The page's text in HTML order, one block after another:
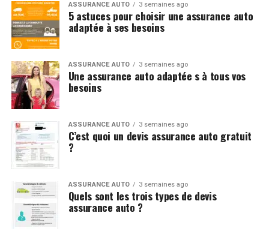
ASSURANCE AUTO 3 semaines ago
5 astuces pour choisir une assurance auto
adaptée à ses besoins
ASSURANCE AUTO 3 semaines ago
Une assurance auto adaptée s à tous vos
besoins
ASSURANCE AUTO 3 semaines ago
C’est quoi un devis assurance auto gratuit
?
ASSURANCE AUTO 3 semaines ago
Quels sont les trois types de devis
assurance auto ?